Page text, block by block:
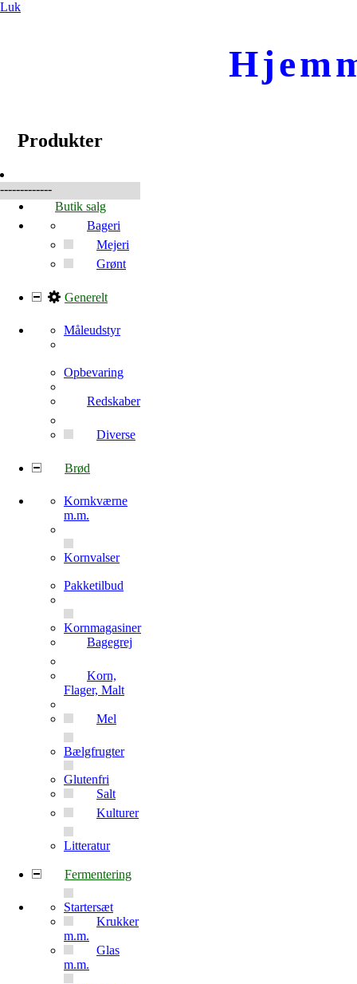
Luk
Produkter
-------------
Butik salg
Bageri
Mejeri
Grønt
Generelt
Måleudstyr
Opbevaring
Redskaber
Diverse
Brød
Kornkværne
m.m.
Kornvalser
Pakketilbud
Kornmagasiner
Bagegrej
Korn,
Flager, Malt
Mel
Bælgfrugter
Glutenfri
Salt
Kulturer
Litteratur
Fermentering
Startersæt
Krukker
m.m.
Glas
m.m.